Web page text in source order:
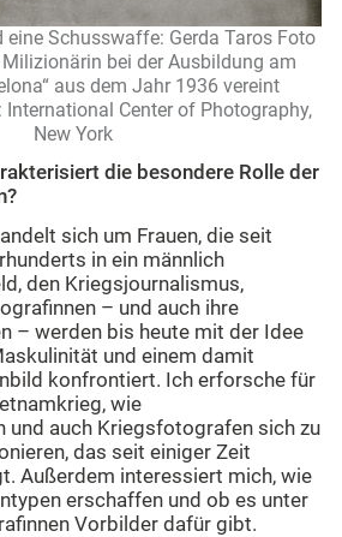
eine Schusswaffe: Gerda Taros Foto
bei der Ausbildung am
aus dem Jahr 1936 vereint
International Center of Photography,
New York
die besondere Rolle der
sich um Frauen, die seit
in ein männlich
den Kriegsjournalismus,
– und auch ihre
– werden bis heute mit der Idee
und einem damit
konfrontiert. Ich erforsche für
wie
und auch Kriegsfotografen sich zu
das seit einiger Zeit
Außerdem interessiert mich, wie
erschaffen und ob es unter
Vorbilder dafür gibt.